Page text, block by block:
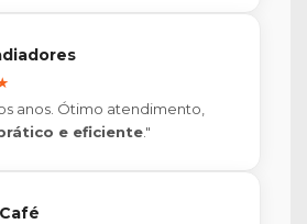
anos. Ótimo atendimento,
e eficiente."